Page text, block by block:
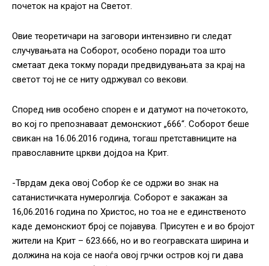
почеток на крајот на Светот.
Овие теоретичари на заговори интензивно ги следат
случувањата на Соборот, особено поради тоа што
сметаат дека токму поради предвидувањата за крај на
светот тој не се ниту одржувал со векови.
Според нив особено спорен е и датумот на почетокото,
во кој го препознаваат демонскиот „666“. Соборот беше
свикан на 16.06.2016 година, тогаш претставниците на
православните цркви дојдоа на Крит.
-Тврдам дека овој Собор ќе се одржи во знак на
сатанистичката нумеролгија. Соборот е закажан за
16,06.2016 година по Христос, но тоа не е единственото
каде демонскиот број се појавува. Присутен е и во бројот
жители на Крит – 623.666, но и во геогравската ширина и
должина на која се наоѓа овој грчки остров кој ги дава